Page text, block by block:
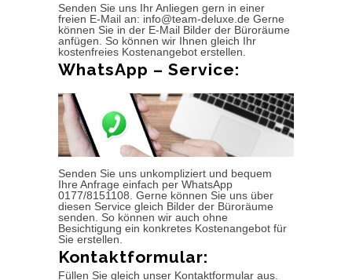
Senden Sie uns Ihr Anliegen gern in einer
freien E-Mail an: info@team-deluxe.de Gerne
können Sie in der E-Mail Bilder der Büroräume
anfügen. So können wir Ihnen gleich Ihr
kostenfreies Kostenangebot erstellen.
WhatsApp – Service:
Senden Sie uns unkompliziert und bequem
Ihre Anfrage einfach per WhatsApp
0177/8151108. Gerne können Sie uns über
diesen Service gleich Bilder der Büroräume
senden. So können wir auch ohne
Besichtigung ein konkretes Kostenangebot für
Sie erstellen.
Kontaktformular:
Füllen Sie gleich unser Kontaktformular aus.